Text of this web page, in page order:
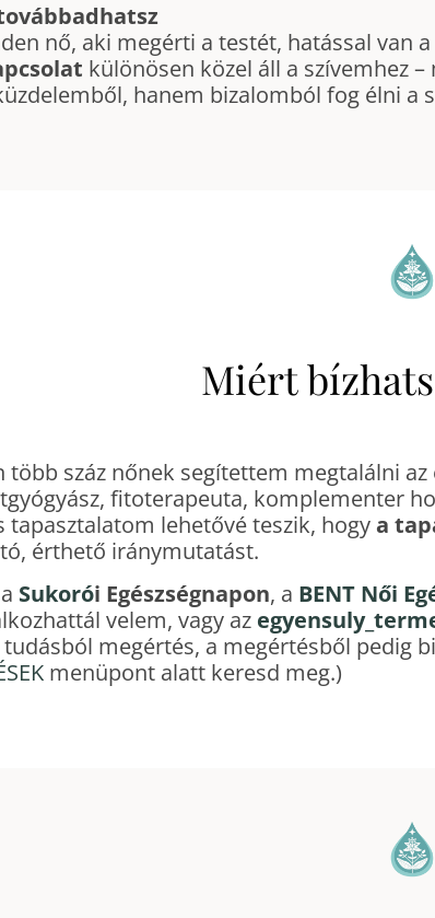
nő, aki megérti a testét, hatással van
különösen közel áll a szívemhez
hanem bizalomból fog élni a
Miért
több száz nőnek segítettem megtalálni
fitoterapeuta, komplementer
tapasztalatom lehetővé teszik, hogya
érthető iránymutatást.
Sukorói Egészségnapon, a BENT Női
velem, vagy az
megértés, a megértésből pedig
menüpont alatt keresd meg.)